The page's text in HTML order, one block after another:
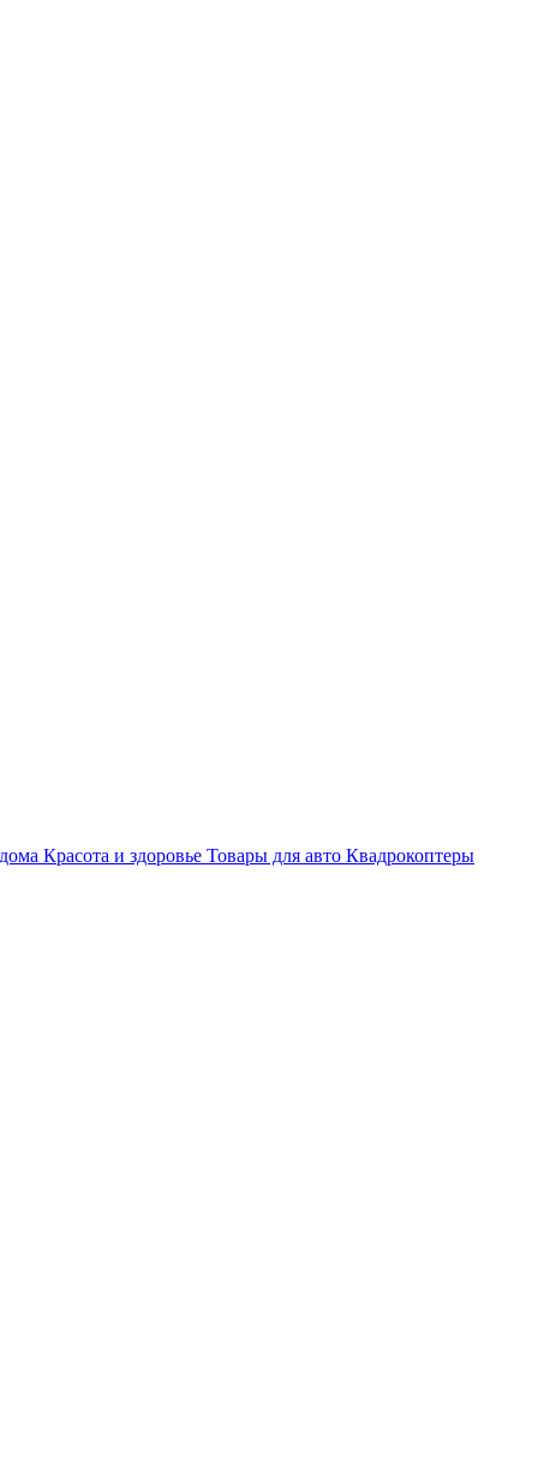
Красота и здоровье Товары для авто Квадрокоптеры